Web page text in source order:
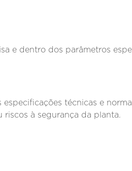
e dentro dos parâmetros
técnicas e
à segurança da planta.